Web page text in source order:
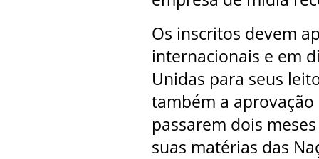
Os inscritos devem
internacionais e em
Unidas para seus
também a
passarem dois
suas matérias das